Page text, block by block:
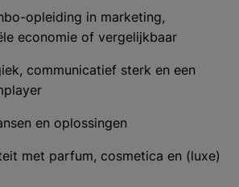
opleiding in marketing,
economie of vergelijkbaar
communicatief sterk en een
en oplossingen
met parfum, cosmetica en (luxe)